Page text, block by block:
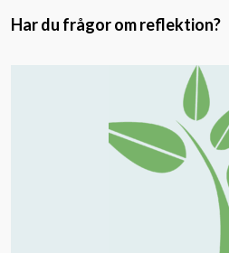
Har du frågor om reflektion?